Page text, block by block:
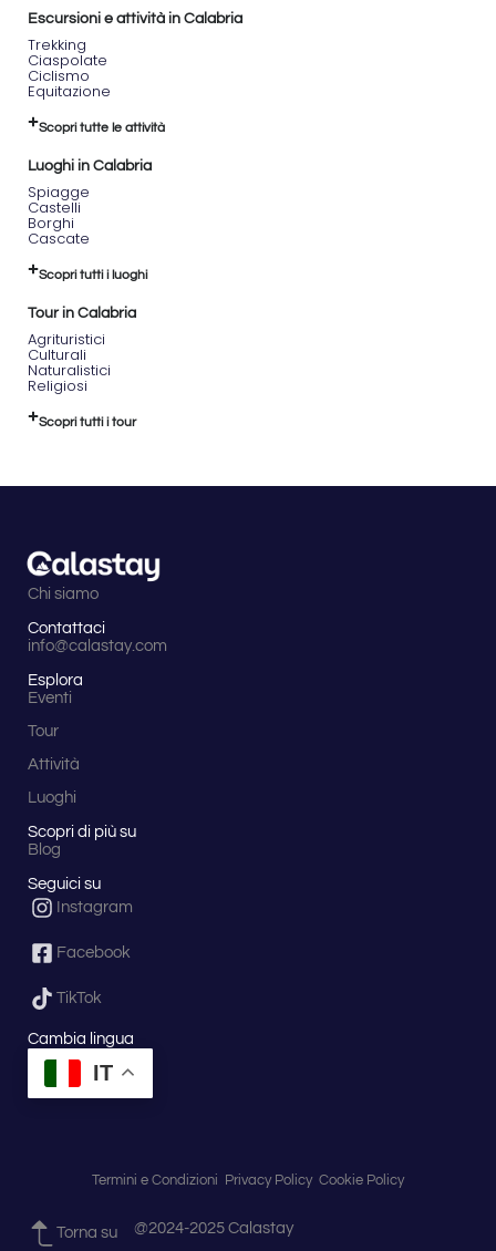
Escursioni e attività in Calabria
Trekking
Ciaspolate
Ciclismo
Equitazione
Scopri tutte le attività
Luoghi in Calabria
Spiagge
Castelli
Borghi
Cascate
Scopri tutti i luoghi
Tour in Calabria
Agrituristici
Culturali
Naturalistici
Religiosi
Scopri tutti i tour
Chi siamo
Contattaci
info@calastay.com
Esplora
Eventi
Tour
Attività
Luoghi
Scopri di più su
Blog
Seguici su
Instagram
Facebook
TikTok
Cambia lingua
IT
Termini e Condizioni Privacy Policy Cookie Policy
Torna su @2024-2025 Calastay